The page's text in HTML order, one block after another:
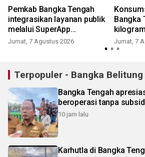
Pemkab Bangka Tengah
integrasikan layanan publik
melalui SuperApp
BEDULANG
Jumat, 7 Agustus 2026
Bangka
Jumat, 7
Terpopuler - Bangka Belitung
Bangka Tengah
beroperasi tanpa
10 jam lalu
Karhutla di Bangka